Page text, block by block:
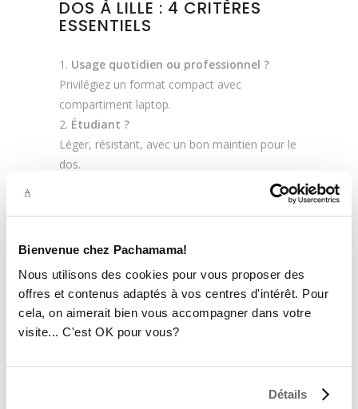
Bienvenue chez Pachamama!
Nous utilisons des cookies pour vous proposer des
offres et contenus adaptés à vos centres d'intérêt. Pour
cela, on aimerait bien vous accompagner dans votre
visite... C'est OK pour vous?
Détails
DOS À LILLE : 4 CRITÈRES
ESSENTIELS
Usage quotidien ou professionnel ?
Privilégiez un format compact avec
compartiment laptop.
Étudiant ?
Léger, résistant, avec un bon maintien pour le
dos.
Voyageur du week-end ?
weekendou sac à dos extensible.
Astuce : Pensez à la durabilité ! Un bon sac
bien choisi vous accompagnera plusieurs